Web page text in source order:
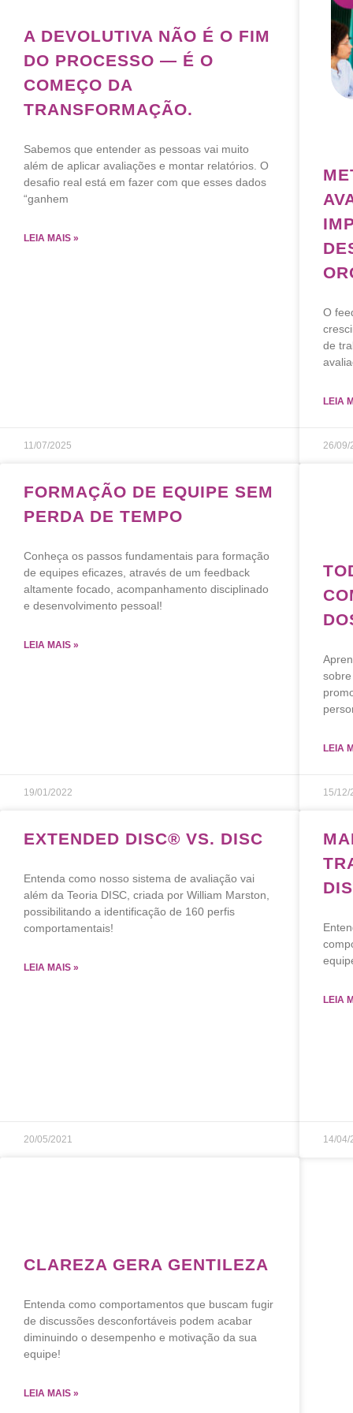
A DEVOLUTIVA NÃO É O FIM
DO PROCESSO — É O
COMEÇO DA
TRANSFORMAÇÃO.
Sabemos que entender as pessoas vai muito
além de aplicar avaliações e montar relatórios. O
desafio real está em fazer com que esses dados
“ganhem
LEIA MAIS »
11/07/2025
O
de
LEIA
26/09/
FORMAÇÃO DE EQUIPE SEM
PERDA DE TEMPO
Conheça os passos fundamentais para formação
de equipes eficazes, através de um feedback
altamente focado, acompanhamento disciplinado
e desenvolvimento pessoal!
LEIA MAIS »
19/01/2022
LEIA
15/12/
EXTENDED DISC® VS. DISC
Entenda como nosso sistema de avaliação vai
além da Teoria DISC, criada por William Marston,
possibilitando a identificação de 160 perfis
comportamentais!
LEIA MAIS »
20/05/2021
LEIA
14/04/
CLAREZA GERA GENTILEZA
Entenda como comportamentos que buscam fugir
de discussões desconfortáveis podem acabar
diminuindo o desempenho e motivação da sua
equipe!
LEIA MAIS »